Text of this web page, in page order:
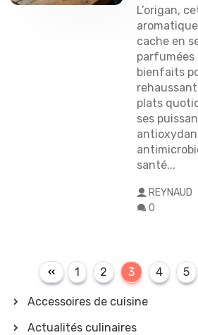
L’origan,
cache en
parfumées
bienfaits
plats
ses
santé...
REYNAUD
0
1 2 3 4 5
Accessoires de cuisine
Actualités culinaires